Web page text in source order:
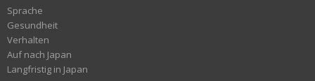
Sprache
Gesundheit
Verhalten
Auf nach Japan
Langfristig in Japan